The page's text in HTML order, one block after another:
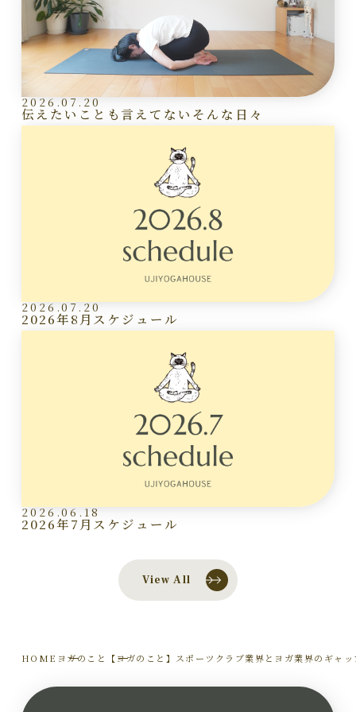
2026.07.20
伝えたいことも言えてないそんな日々
2026.07.20
2026年8月スケジュール
2026.06.18
2026年7月スケジュール
View All
HOME ヨガのこと 【ヨガのこと】スポーツクラブ業界とヨガ業界のギャッ